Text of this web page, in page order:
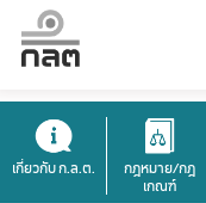
เกี่ยวกับ ก.ล.ต.
กฎหมาย/กฎ
เกณฑ์